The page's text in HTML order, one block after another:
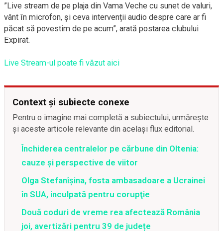
”Live stream de pe plaja din Vama Veche cu sunet de valuri,
vânt în microfon, și ceva intervenții audio despre care ar fi
păcat să povestim de pe acum”, arată postarea clubului
Expirat.
Live Stream-ul poate fi văzut aici
Context și subiecte conexe
Pentru o imagine mai completă a subiectului, urmărește
și aceste articole relevante din același flux editorial.
Închiderea centralelor pe cărbune din Oltenia:
cauze și perspective de viitor
Olga Stefanîşina, fosta ambasadoare a Ucrainei
în SUA, inculpată pentru corupţie
Două coduri de vreme rea afectează România
joi, avertizări pentru 39 de județe